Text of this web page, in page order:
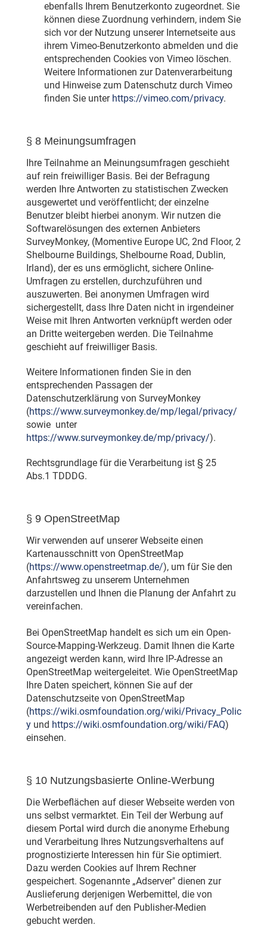
ebenfalls Ihrem Benutzerkonto zugeordnet. Sie
können diese Zuordnung verhindern, indem Sie
sich vor der Nutzung unserer Internetseite aus
ihrem Vimeo-Benutzerkonto abmelden und die
entsprechenden Cookies von Vimeo löschen.
Weitere Informationen zur Datenverarbeitung
und Hinweise zum Datenschutz durch Vimeo
finden Sie unter https://vimeo.com/privacy.
§ 8 Meinungsumfragen
Ihre Teilnahme an Meinungsumfragen geschieht
auf rein freiwilliger Basis. Bei der Befragung
werden Ihre Antworten zu statistischen Zwecken
ausgewertet und veröffentlicht; der einzelne
Benutzer bleibt hierbei anonym. Wir nutzen die
Softwarelösungen des externen Anbieters
SurveyMonkey, (Momentive Europe UC, 2nd Floor, 2
Shelbourne Buildings, Shelbourne Road, Dublin,
Irland), der es uns ermöglicht, sichere Online-
Umfragen zu erstellen, durchzuführen und
auszuwerten. Bei anonymen Umfragen wird
sichergestellt, dass Ihre Daten nicht in irgendeiner
Weise mit Ihren Antworten verknüpft werden oder
an Dritte weitergeben werden. Die Teilnahme
geschieht auf freiwilliger Basis.
Weitere Informationen finden Sie in den
entsprechenden Passagen der
Datenschutzerklärung von SurveyMonkey
(https://www.surveymonkey.de/mp/legal/privacy/
sowie unter
https://www.surveymonkey.de/mp/privacy/).
Rechtsgrundlage für die Verarbeitung ist § 25
Abs.1 TDDDG.
§ 9 OpenStreetMap
Wir verwenden auf unserer Webseite einen
Kartenausschnitt von OpenStreetMap
(https://www.openstreetmap.de/), um für Sie den
Anfahrtsweg zu unserem Unternehmen
darzustellen und Ihnen die Planung der Anfahrt zu
vereinfachen.
Bei OpenStreetMap handelt es sich um ein Open-
Source-Mapping-Werkzeug. Damit Ihnen die Karte
angezeigt werden kann, wird Ihre IP-Adresse an
OpenStreetMap weitergeleitet. Wie OpenStreetMap
Ihre Daten speichert, können Sie auf der
Datenschutzseite von OpenStreetMap
(https://wiki.osmfoundation.org/wiki/Privacy_Polic
yund https://wiki.osmfoundation.org/wiki/FAQ)
einsehen.
§ 10 Nutzungsbasierte Online-Werbung
Die Werbeflächen auf dieser Webseite werden von
uns selbst vermarktet. Ein Teil der Werbung auf
diesem Portal wird durch die anonyme Erhebung
und Verarbeitung Ihres Nutzungsverhaltens auf
prognostizierte Interessen hin für Sie optimiert.
Dazu werden Cookies auf Ihrem Rechner
gespeichert. Sogenannte „Adserver" dienen zur
Auslieferung derjenigen Werbemittel, die von
Werbetreibenden auf den Publisher-Medien
gebucht werden.